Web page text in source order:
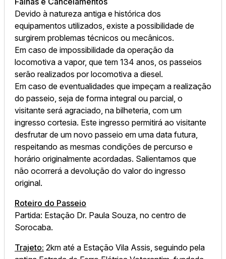
Devido à natureza antiga e histórica dos
equipamentos utilizados, existe a possibilidade de
surgirem problemas técnicos ou mecânicos.
Em caso de impossibilidade da operação da
locomotiva a vapor, que tem 134 anos, os passeios
serão realizados por locomotiva a diesel.
Em caso de eventualidades que impeçam a realização
do passeio, seja de forma integral ou parcial, o
visitante será agraciado, na bilheteria, com um
ingresso cortesia. Este ingresso permitirá ao visitante
desfrutar de um novo passeio em uma data futura,
respeitando as mesmas condições de percurso e
horário originalmente acordadas. Salientamos que
não ocorrerá a devolução do valor do ingresso
original.
Roteiro do Passeio
Partida: Estação Dr. Paula Souza, no centro de
Sorocaba.
Trajeto: 2km até a Estação Vila Assis, seguindo pela